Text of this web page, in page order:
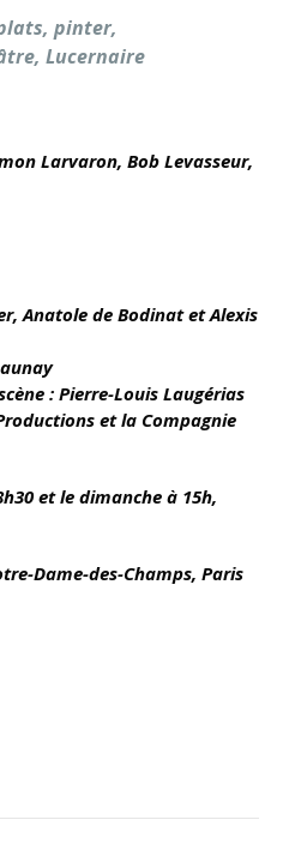
Larvaron, Bob Levasseur,
Anatole de Bodinat et Alexis
: Pierre-Louis Laugérias
et la Compagnie
et le dimanche à 15h,
Dame-des-Champs, Paris